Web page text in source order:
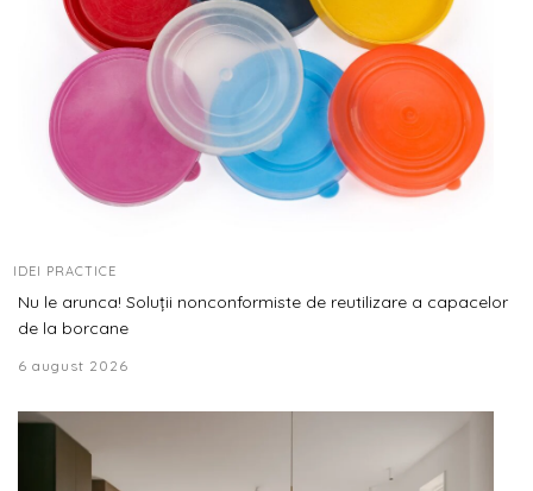
IDEI PRACTICE
Nu le arunca! Soluții nonconformiste de reutilizare a capacelor
de la borcane
6 august 2026